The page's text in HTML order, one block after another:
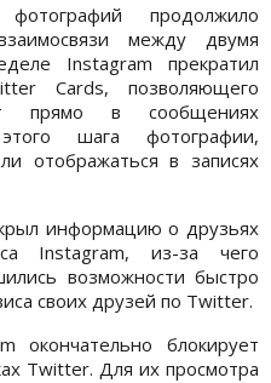
продолжило
между двумя
Instagram прекратил
Cards, позволяющего
прямо в сообщениях
шага фотографии,
отображаться в записях
информацию о друзьях
Instagram, из-за чего
возможности быстро
своих друзей по Twitter.
окончательно блокирует
Twitter. Для их просмотра